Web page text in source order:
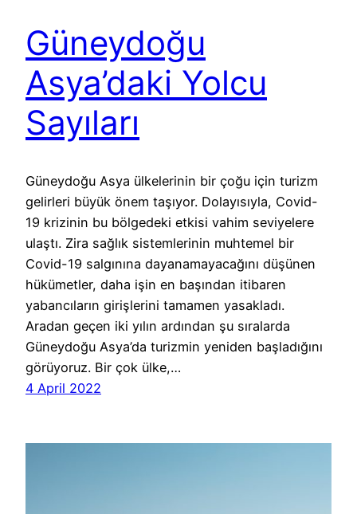
Güneydoğu
Asya’daki Yolcu
Sayıları
Güneydoğu Asya ülkelerinin bir çoğu için turizm
gelirleri büyük önem taşıyor. Dolayısıyla, Covid-
19 krizinin bu bölgedeki etkisi vahim seviyelere
ulaştı. Zira sağlık sistemlerinin muhtemel bir
Covid-19 salgınına dayanamayacağını düşünen
hükümetler, daha işin en başından itibaren
yabancıların girişlerini tamamen yasakladı.
Aradan geçen iki yılın ardından şu sıralarda
Güneydoğu Asya’da turizmin yeniden başladığını
görüyoruz. Bir çok ülke,…
4 April 2022